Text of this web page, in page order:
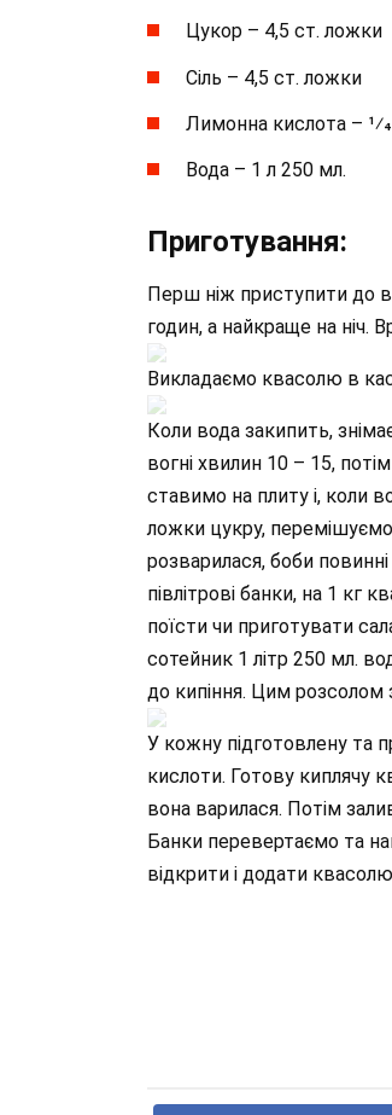
Цукор – 4,5 ст. ложки
Сіль – 4,5 ст. ложки
Лимонна кислота –
Вода – 1 л 250 мл.
Приготування:
Перш ніж приступити до
годин, а найкраще на ніч.
Викладаємо квасолю в
Коли вода закипить,
вогні хвилин 10 – 15,
ставимо на плиту і, коли
ложки цукру,
розварилася, боби
півлітрові банки, на 1 кг
поїсти чи приготувати
сотейник 1 літр 250 мл.
до кипіння. Цим
У кожну підготовлену та
кислоти. Готову киплячу
вона варилася. Потім
Банки перевертаємо та
відкрити і додати